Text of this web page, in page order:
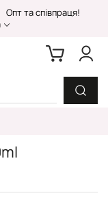
Опт та співпраця!